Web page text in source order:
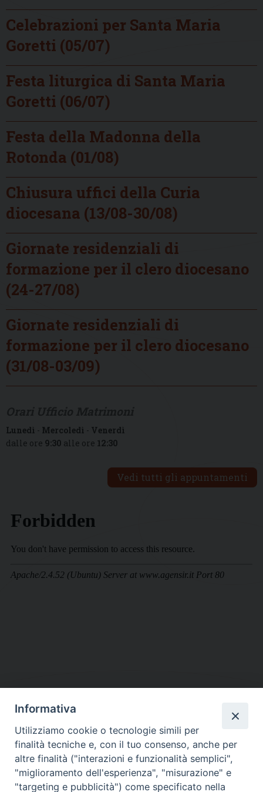
Celebrazioni per Santa Maria
Goretti (05/07)
Festa liturgica di Santa Maria
Goretti (06/07)
Festa della Madonna della
Rotonda (01/08)
Chiusura uffici della Curia
diocesana (13/08-30/08)
Giornate residenziali di
formazione per il clero diocesano
(24-27/08)
Giornate residenziali di
formazione per il clero diocesano
(31/08-03/09)
Lunedì - Mercoledì - Venerdì
dalle ore 9:30 alle ore 12:30
Vedi tutti gli appuntamenti
DIOCESI SUBURBICARIA DI ALBANO
Contatti:Tel.: 06.93268401 - Fax.: 06.9323844
E-mail:curia@diocesidialbano.it
Orari: dal Lunedì al Venerdì Ore: 9:00 - 13:00
Informativa
Utilizziamo cookie o tecnologie simili per
finalità tecniche e, con il tuo consenso, anche per
altre finalità ("interazioni e funzionalità semplici",
"miglioramento dell'esperienza", "misurazione" e
"targeting e pubblicità") come specificato nella